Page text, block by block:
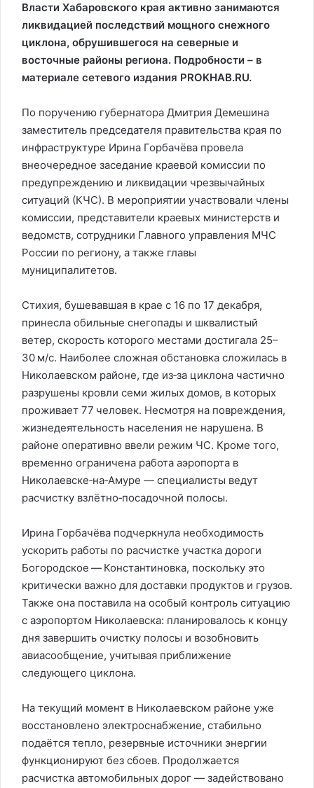
Власти Хабаровского края активно занимаются
ликвидацией последствий мощного снежного
циклона, обрушившегося на северные и
восточные районы региона. Подробности – в
материале сетевого издания PROKHAB.RU.
По поручению губернатора Дмитрия Демешина
заместитель председателя правительства края по
инфраструктуре Ирина Горбачёва провела
внеочередное заседание краевой комиссии по
предупреждению и ликвидации чрезвычайных
ситуаций (КЧС). В мероприятии участвовали члены
комиссии, представители краевых министерств и
ведомств, сотрудники Главного управления МЧС
России по региону, а также главы
муниципалитетов.
Стихия, бушевавшая в крае с 16 по 17 декабря,
принесла обильные снегопады и шквалистый
ветер, скорость которого местами достигала 25–
30 м/с. Наиболее сложная обстановка сложилась в
Николаевском районе, где из‑за циклона частично
разрушены кровли семи жилых домов, в которых
проживает 77 человек. Несмотря на повреждения,
жизнедеятельность населения не нарушена. В
районе оперативно ввели режим ЧС. Кроме того,
временно ограничена работа аэропорта в
Николаевске‑на‑Амуре — специалисты ведут
расчистку взлётно‑посадочной полосы.
Ирина Горбачёва подчеркнула необходимость
ускорить работы по расчистке участка дороги
Богородское — Константиновка, поскольку это
критически важно для доставки продуктов и грузов.
Также она поставила на особый контроль ситуацию
с аэропортом Николаевска: планировалось к концу
дня завершить очистку полосы и возобновить
авиасообщение, учитывая приближение
следующего циклона.
На текущий момент в Николаевском районе уже
восстановлено электроснабжение, стабильно
подаётся тепло, резервные источники энергии
функционируют без сбоев. Продолжается
расчистка автомобильных дорог — задействовано